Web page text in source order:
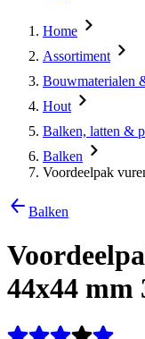
Home
Assortiment
Bouwmaterialen
Hout
Balken, latten &
Balken
Voordeelpak
Balken
44x44 mm